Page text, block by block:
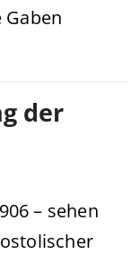
der
– sehen